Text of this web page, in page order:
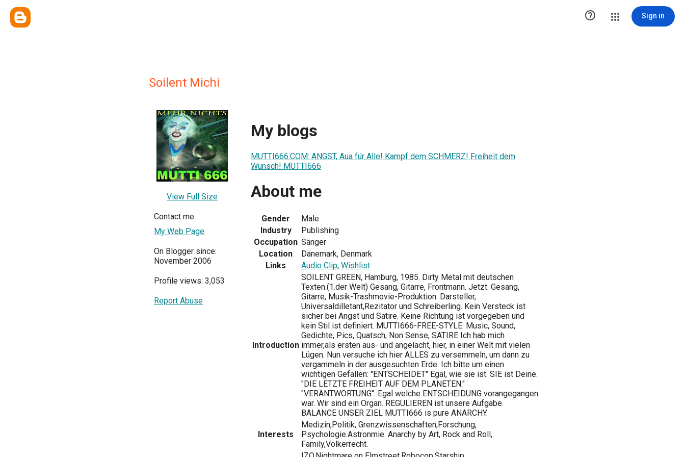
 Sign in
Soilent Michi
View Full Size
Contact me
My Web Page
On Blogger since:
November 2006
Profile views: 3,053
Report Abuse
My blogs
MUTTI666.COM: ANGST, Aua für Alle! Kampf dem SCHMERZ! Freiheit dem
Wunsch! MUTTI666
About me
Gender
Male
Industry
Publishing
Occupation Sänger
Location
Dänemark, Denmark
Links
Audio Clip, Wishlist
Introduction
SOILENT GREEN, Hamburg, 1985. Dirty Metal mit deutschen
Texten.(1.der Welt) Gesang, Gitarre, Frontmann. Jetzt: Gesang,
Gitarre, Musik-Trashmovie-Produktion. Darsteller,
Universaldilletant,Rezitator und Schreiberling. Kein Versteck ist
sicher bei Angst und Satire. Keine Richtung ist vorgegeben und
kein Stil ist definiert. MUTTI666-FREE-STYLE: Music, Sound,
Gedichte, Pics, Quatsch, Non Sense, SATIRE Ich hab mich
immer,als ersten aus- und angelacht, hier, in einer Welt mit vielen
Lügen. Nun versuche ich hier ALLES zu versemmeln, um dann zu
vergammeln in der ausgesuchten Erde. Ich bitte um einen
wichtigen Gefallen: "ENTSCHEIDET" Egal, wie sie ist. SIE ist Deine.
"DIE LETZTE FREIHEIT AUF DEM PLANETEN."
"VERANTWORTUNG". Egal welche ENTSCHEIDUNG vorangegangen
war. Wir sind ein Organ. REGULIEREN ist unsere Aufgabe.
BALANCE UNSER ZIEL MUTTI666 is pure ANARCHY.
Interests
Medizin,Politik, Grenzwissenschaften,Forschung,
Psychologie.Astronmie. Anarchy by Art, Rock and Roll,
Family,Völkerrecht.